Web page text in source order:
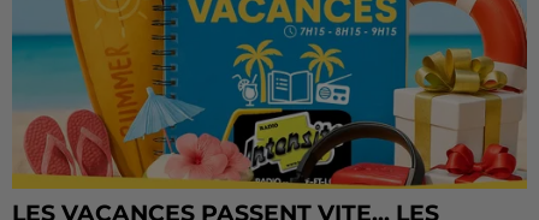
LES VACANCES PASSENT VITE... LES